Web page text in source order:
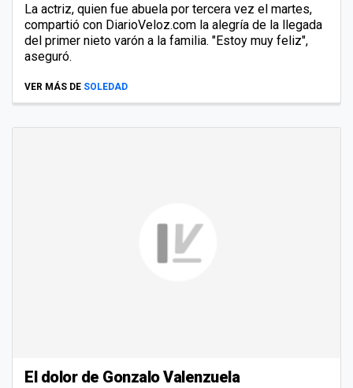
La actriz, quien fue abuela por tercera vez el martes,
compartió con DiarioVeloz.com la alegría de la llegada
del primer nieto varón a la familia. "Estoy muy feliz",
aseguró.
VER MÁS DE SOLEDAD
El dolor de Gonzalo Valenzuela